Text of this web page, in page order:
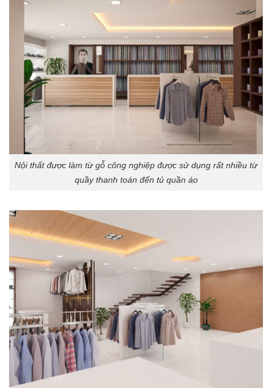
Nội thất được làm từ gỗ công nghiệp được sử dụng rất nhiều từ
quầy thanh toán đến tủ quần áo